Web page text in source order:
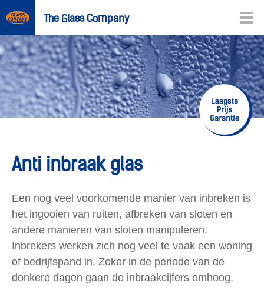
The Glass Company
Anti inbraak glas
Een nog veel voorkomende manier van inbreken is
het ingooien van ruiten, afbreken van sloten en
andere manieren van sloten manipuleren.
Inbrekers werken zich nog veel te vaak een woning
of bedrijfspand in. Zeker in de periode van de
donkere dagen gaan de inbraakcijfers omhoog.